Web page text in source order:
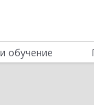
обучение